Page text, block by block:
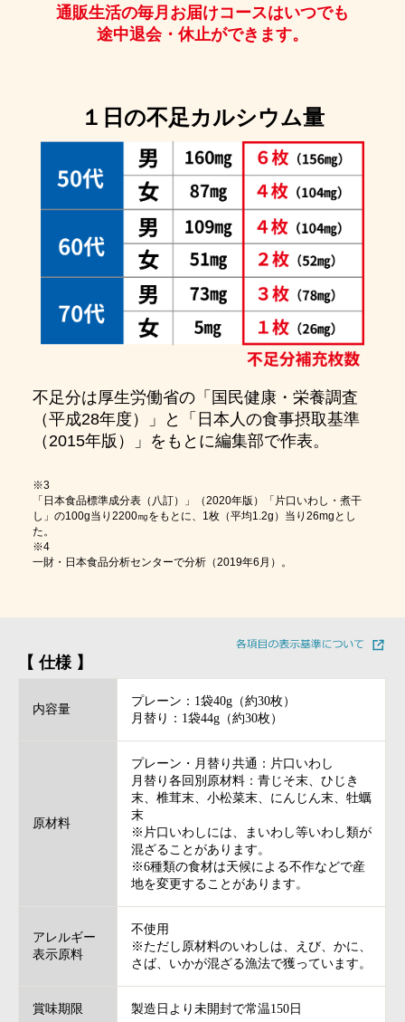
通販生活の毎月お届けコースはいつでも
途中退会・休止ができます。
１日の不足カルシウム量
不足分は厚生労働省の「国民健康・栄養調査
（平成28年度）」と「日本人の食事摂取基準
（2015年版）」をもとに編集部で作表。
※3
「日本食品標準成分表（八訂）」（2020年版）「片口いわし・煮干
し」の100g当り2200㎎をもとに、1枚（平均1.2g）当り26mgとし
た。
※4
一財・日本食品分析センターで分析（2019年6月）。
【 仕様 】
内容量
プレーン：1袋40g（約30枚）
月替り：1袋44g（約30枚）
原材料
プレーン・月替り共通：片口いわし
月替り各回別原材料：青じそ末、ひじき
末、椎茸末、小松菜末、にんじん末、牡蠣
末
※片口いわしには、まいわし等いわし類が
混ざることがあります。
※6種類の食材は天候による不作などで産
地を変更することがあります。
アレルギー
表示原料
不使用
※ただし原材料のいわしは、えび、かに、
さば、いかが混ざる漁法で獲っています。
賞味期限 製造日より未開封で常温150日